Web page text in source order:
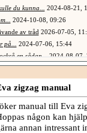
du kunna... 2024-08-21,
2024-10-08, 09:26
av tråd 2026-07-05,
2024-07-06, 15:44
en sådan... 2024-08-07,
göra. Tror du...2024-08-
är bilder. Hittade den...
visningsdjup...
zigzag manual
manual till Eva
någon kan
annan intressant